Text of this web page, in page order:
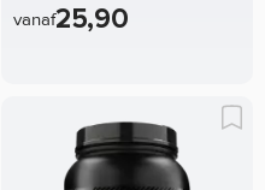
vanaf25,90